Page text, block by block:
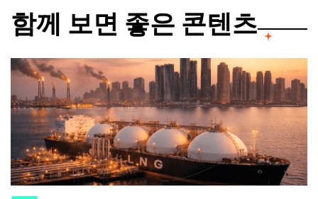
함께 보면 좋은 콘텐츠